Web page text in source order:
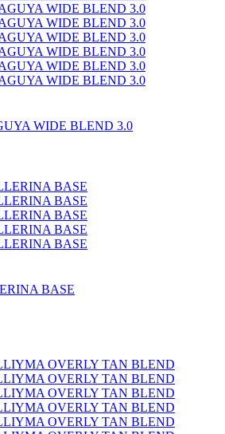
WIDE BLEND 3.0
BASE